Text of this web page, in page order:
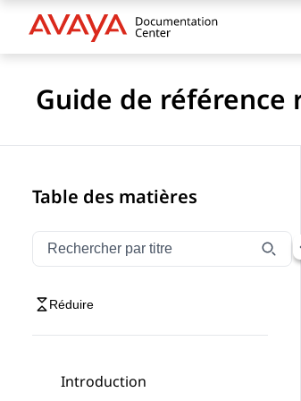
Guide de référence
Table des matières
Filtrer la navigation par titre
Saisissez pour filtrer les éléments
Réduire
Introduction